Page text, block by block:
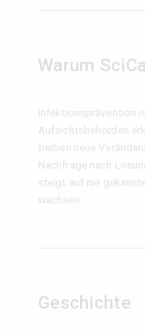
Warum
Infektionsprävention
Aufsichtsbehörden
treiben neue
Nachfrage nach
steigt auf nie
wachsen.
Geschichte